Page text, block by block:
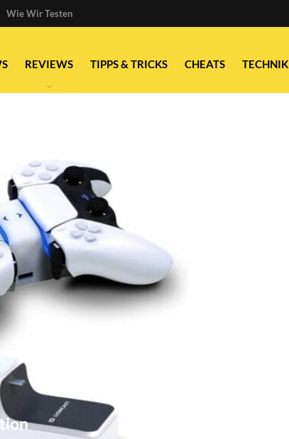
Wie Wir Testen
REVIEWS TIPPS & TRICKS CHEATS TECHNIK